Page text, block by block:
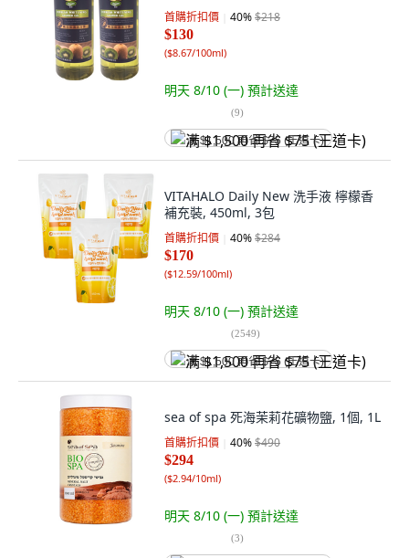
首購折扣價 40%$218
$130
($8.67/100ml)
明天 8/10 (一) 預計送達
(9)
满 $1,500 再省 $75 (王道卡)
VITAHALO Daily New 洗手液 檸檬香
補充裝, 450ml, 3包
首購折扣價 40%$284
$170
($12.59/100ml)
明天 8/10 (一) 預計送達
(2549)
满 $1,500 再省 $75 (王道卡)
sea of spa 死海茉莉花礦物鹽, 1個, 1L
首購折扣價 40%$490
$294
($2.94/10ml)
明天 8/10 (一) 預計送達
(3)